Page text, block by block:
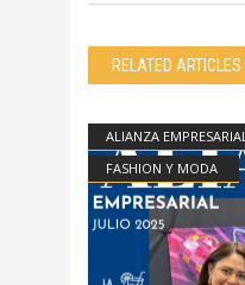
RELATED ARTICLES
ALIANZA EMPRESARIAL
FASHION Y MODA